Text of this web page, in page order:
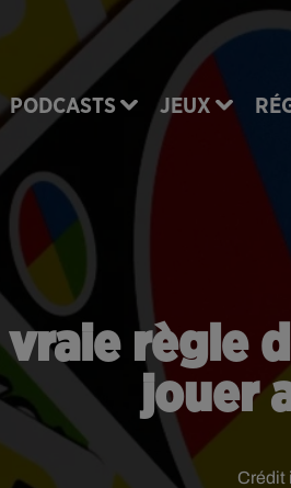
PODCASTS JEUX
vraie règle
jouer
Crédit